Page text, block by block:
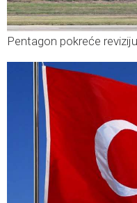
Pentagon pokreće